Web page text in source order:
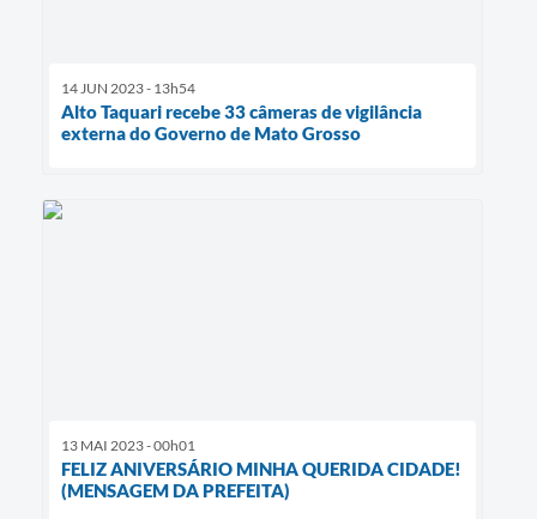
14 JUN 2023 - 13h54
Alto Taquari recebe 33 câmeras de vigilância
externa do Governo de Mato Grosso
13 MAI 2023 - 00h01
FELIZ ANIVERSÁRIO MINHA QUERIDA CIDADE!
(MENSAGEM DA PREFEITA)